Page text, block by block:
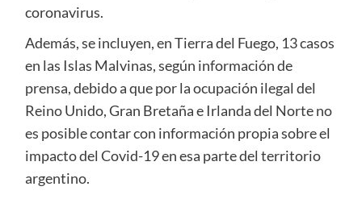
coronavirus.
Además, se incluyen, en Tierra del Fuego, 13 casos
en las Islas Malvinas, según información de
prensa, debido a que por la ocupación ilegal del
Reino Unido, Gran Bretaña e Irlanda del Norte no
es posible contar con información propia sobre el
impacto del Covid-19 en esa parte del territorio
argentino.